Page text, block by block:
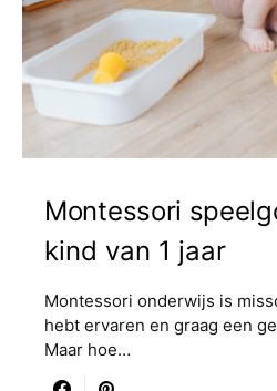
Montessori
kind van 1 jaar
Montessori onderwijs is
hebt ervaren en graag een
Maar hoe…